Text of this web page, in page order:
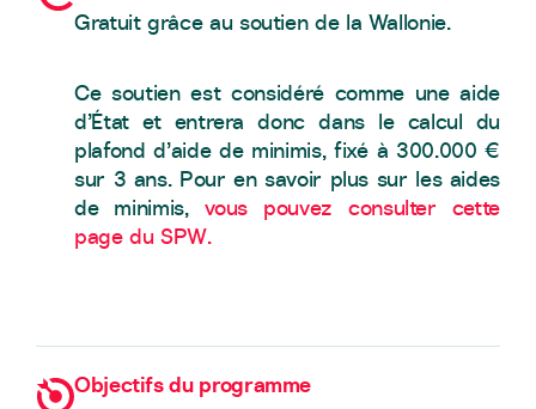
Gratuitgrâce au soutien de la Wallonie.
Ce soutien est considéré comme une aide
d’État et entrera donc dans le calcul du
plafond d’aide de minimis, fixé à 300.000 €
sur 3 ans. Pour en savoir plus sur les aides
de minimis, vous pouvez consulter cette
page du SPW.
Objectifs du programme